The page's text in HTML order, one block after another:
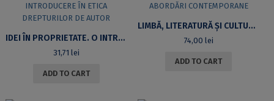
IDEI ÎN PROPRIETATE. O INTRODUCERE ÎN ETICA DREPTURILOR DE AUTOR
31,71 lei
ADD TO CART
LIMBĂ, LITERATURĂ ȘI CULTURĂ. ABORDĂRI CONTEMPORANE
74,00 lei
ADD TO CART